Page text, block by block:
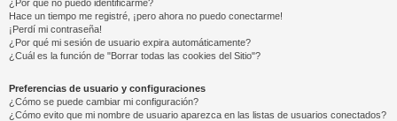
¿Por qué no puedo identificarme?
Hace un tiempo me registré, ¡pero ahora no puedo conectarme!
¡Perdí mi contraseña!
¿Por qué mi sesión de usuario expira automáticamente?
¿Cuál es la función de "Borrar todas las cookies del Sitio"?
Preferencias de usuario y configuraciones
¿Cómo se puede cambiar mi configuración?
¿Cómo evito que mi nombre de usuario aparezca en las listas de usuarios conectados?